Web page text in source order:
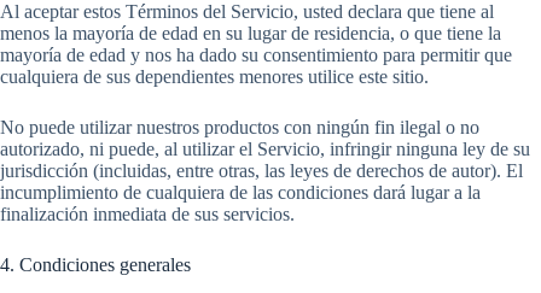
Al aceptar estos Términos del Servicio, usted declara que tiene al
menos la mayoría de edad en su lugar de residencia, o que tiene la
mayoría de edad y nos ha dado su consentimiento para permitir que
cualquiera de sus dependientes menores utilice este sitio.
No puede utilizar nuestros productos con ningún fin ilegal o no
autorizado, ni puede, al utilizar el Servicio, infringir ninguna ley de su
jurisdicción (incluidas, entre otras, las leyes de derechos de autor). El
incumplimiento de cualquiera de las condiciones dará lugar a la
finalización inmediata de sus servicios.
4. Condiciones generales